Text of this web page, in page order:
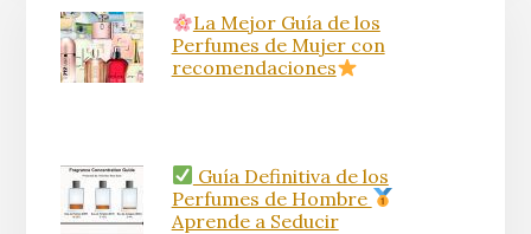
La Mejor Guía de los
Perfumes de Mujer con
recomendaciones
Guía Definitiva de los
Perfumes de Hombre
Aprende a Seducir